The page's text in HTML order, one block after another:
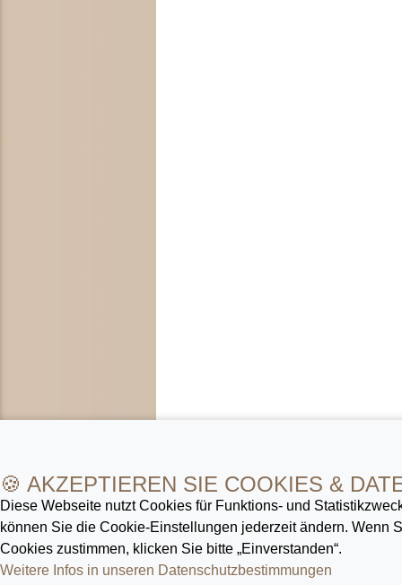
🍪 AKZEPTIEREN SIE COOKIES &
Diese Webseite nutzt Cookies für Funktions- und
können Sie die Cookie-Ein­stellungen jederzeit ändern. Wenn
Cookies zustimmen, klicken Sie bitte „Einverstanden“.
Weitere Infos in unseren Datenschutz­bestimmungen